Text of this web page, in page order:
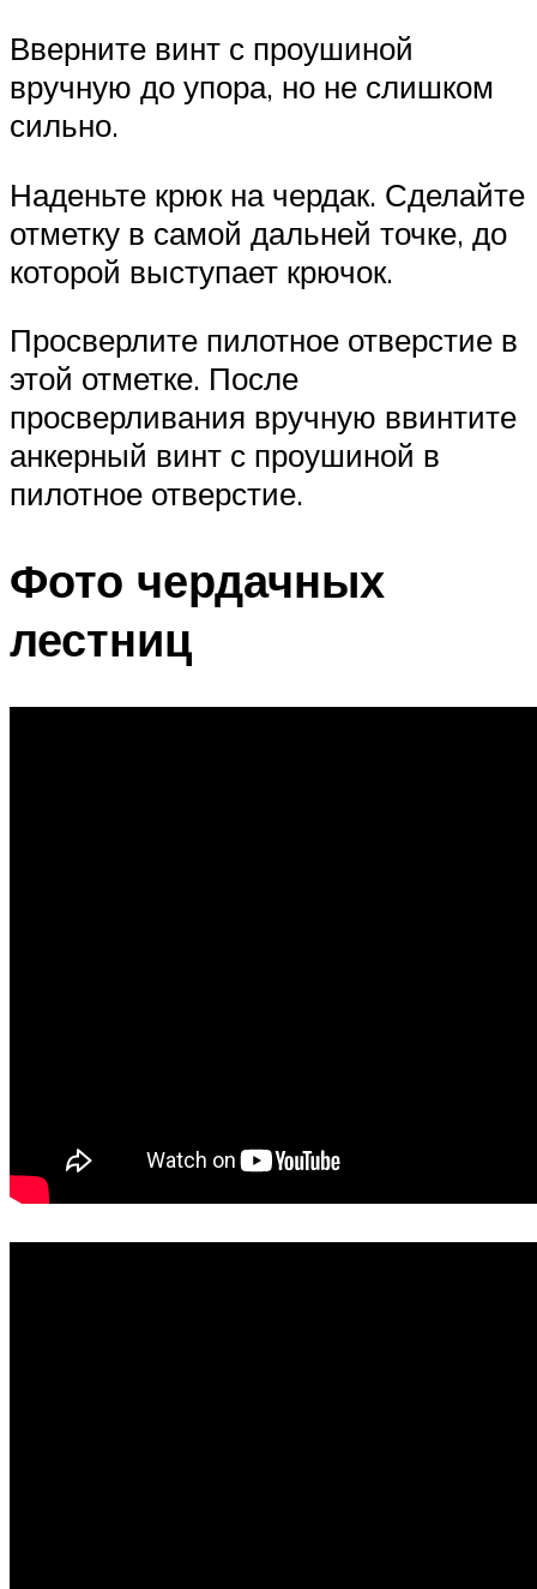
Вверните винт с проушиной
вручную до упора, но не слишком
сильно.
Наденьте крюк на чердак. Сделайте
отметку в самой дальней точке, до
которой выступает крючок.
Просверлите пилотное отверстие в
этой отметке. После
просверливания вручную ввинтите
анкерный винт с проушиной в
пилотное отверстие.
Фото чердачных
лестниц